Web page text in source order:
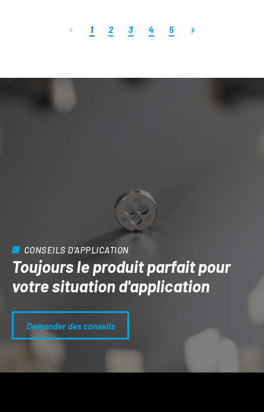
Page
1 Page
2 Page
3 Page
4 Page
5
CONSEILS D'APPLICATION
Toujours le produit parfait pour
votre situation d'application
Demander des conseils